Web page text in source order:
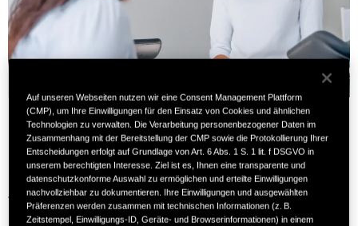
Egal ob Sie erst kurze Zeit mit Ihrem neuen Organ leben
oder Ihre Transplantation schon länger zurück liegt – im
Alltag kommen immer wieder Fragen auf und auch Ihre
Bedürfnisse können sich mit der Zeit ändern. Für alle
Auf unseren Webseiten nutzen wir eine Consent Management Plattform
(CMP), um Ihre Einwilligungen für den Einsatz von Cookies und ähnlichen
Technologien zu verwalten. Die Verarbeitung personenbezogener Daten im
Zusammenhang mit der Bereitstellung der CMP sowie die Protokollierung Ihrer
Entscheidungen erfolgt auf Grundlage von Art. 6 Abs. 1 S. 1 lit. f DSGVO in
unserem berechtigten Interesse. Ziel ist es, Ihnen eine transparente und
datenschutzkonforme Auswahl zu ermöglichen und erteilte Einwilligungen
nachvollziehbar zu dokumentieren. Ihre Einwilligungen und ausgewählten
Präferenzen werden zusammen mit technischen Informationen (z. B.
Zeitstempel, Einwilligungs-ID, Geräte- und Browserinformationen) in einem